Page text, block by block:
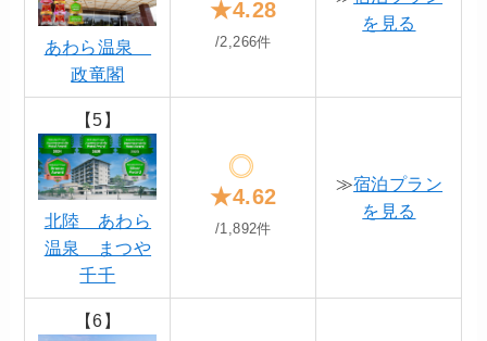
あわら温泉
政竜閣
★4.28
/2,266件
を見る
【5】
北陸 あわら
温泉 まつや
千千
★4.62
/1,892件
≫宿泊プラン
を見る
【6】